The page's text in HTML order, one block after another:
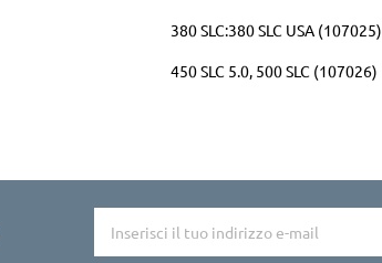
380 SLC:380 SLC USA (107025)
450 SLC 5.0, 500 SLC (107026)